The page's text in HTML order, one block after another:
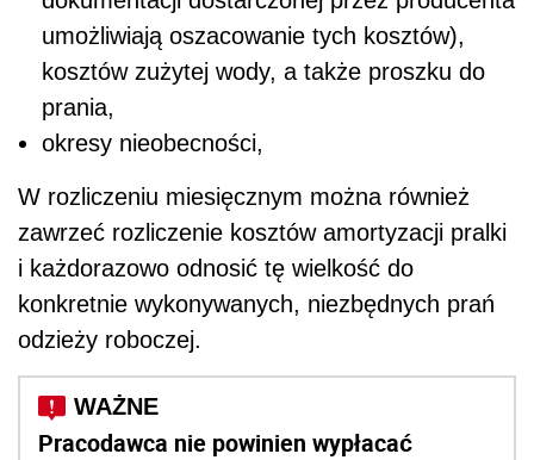
umożliwiają oszacowanie tych kosztów),
kosztów zużytej wody, a także proszku do
prania,
okresy nieobecności,
W rozliczeniu miesięcznym można również
zawrzeć rozliczenie kosztów amortyzacji pralki
i każdorazowo odnosić tę wielkość do
konkretnie wykonywanych, niezbędnych prań
odzieży roboczej.
Pracodawca nie powinien wypłacać